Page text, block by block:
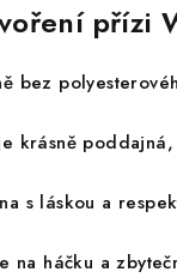
přízi
bez
krásně
s láskou a
na háčku a